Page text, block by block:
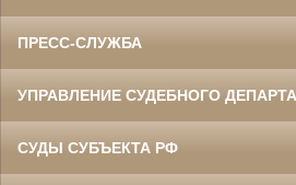
ПРЕСС-СЛУЖБА
УПРАВЛЕНИЕ СУДЕБНОГО
СУДЫ СУБЪЕКТА РФ